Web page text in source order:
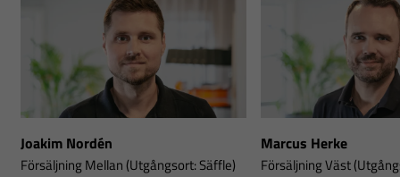
Joakim Nordén
Försäljning Mellan (Utgångsort: Säffle)
Marcus Herke
Försäljning Väst